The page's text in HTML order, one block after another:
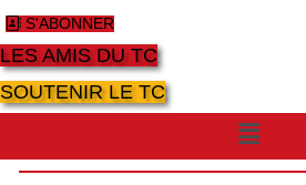
S'ABONNER
LES AMIS DU TC
SOUTENIR LE TC
Menu